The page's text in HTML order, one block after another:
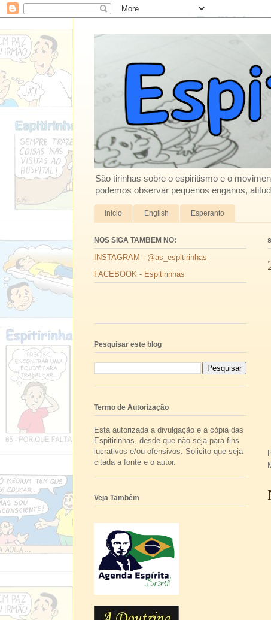
São tirinhas sobre o espiritismo e o
podemos observar pequenos enganos,
Início English Esperanto
NOS SIGA TAMBEM NO:
INSTAGRAM - @as_espitirinhas
FACEBOOK - Espitirinhas
Pesquisar este blog
Termo de Autorização
Está autorizada a divulgação e a cópia das
Espitirinhas, desde que não seja para fins
lucrativos e/ou ofensivos. Solicito que seja
citada a fonte e o autor.
Veja Também